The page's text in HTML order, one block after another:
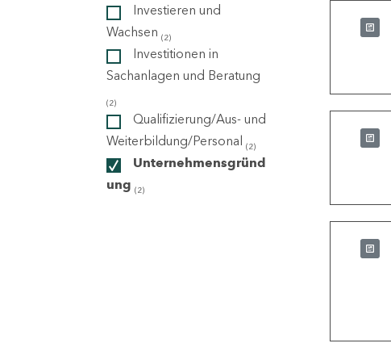
Investieren und
Wachsen (2)
Investitionen in
Sachanlagen und Beratung
(2)
Qualifizierung/Aus- und
Weiterbildung/Personal (2)
Unternehmensgründ
ung (2)